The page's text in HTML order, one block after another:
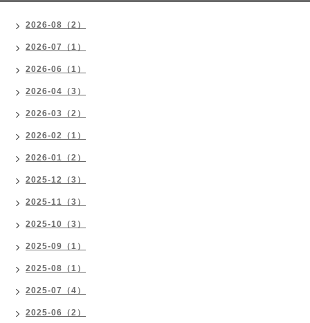
2026-08（2）
2026-07（1）
2026-06（1）
2026-04（3）
2026-03（2）
2026-02（1）
2026-01（2）
2025-12（3）
2025-11（3）
2025-10（3）
2025-09（1）
2025-08（1）
2025-07（4）
2025-06（2）